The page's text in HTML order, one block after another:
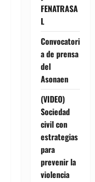
FENATRASA
L
Convocatori
a de prensa
del
Asonaen
(VIDEO)
Sociedad
civil con
estrategias
para
prevenir la
violencia